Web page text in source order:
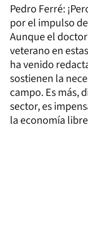
Pedro Ferré:
por el impulso
Aunque el
veterano en
ha venido
sostienen la
campo. Es más,
sector, es
la economía